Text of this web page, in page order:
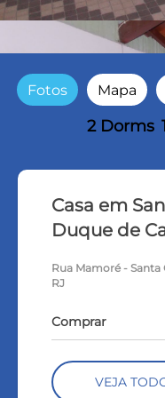
Fotos Mapa
2 Dorms
Casa em
Duque de
Rua Mamoré - Santa
RJ
Comprar
VEJA